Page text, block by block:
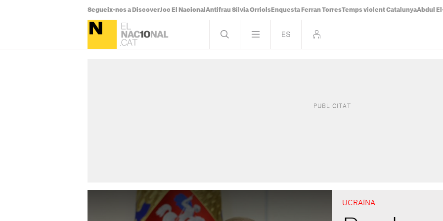
Segueix-nos a DiscoverJoc El Nacional Antifrau Sílvia Orriols Enquesta Ferran TorresTemps violent CatalunyaAbdul
UCRAÏNA